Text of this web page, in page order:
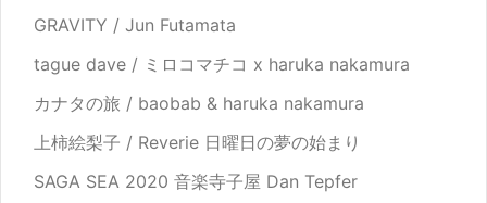
GRAVITY / Jun Futamata
tague dave / ミロコマチコ x haruka nakamura
カナタの旅 / baobab & haruka nakamura
上柿絵梨子 / Reverie 日曜日の夢の始まり
SAGA SEA 2020 音楽寺子屋 Dan Tepfer